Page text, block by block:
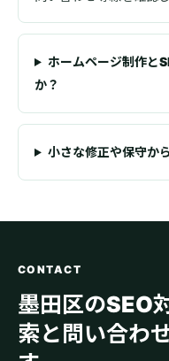
ホームページ制作と
か？
小さな修正や保守か
CONTACT
墨田区のSEO
索と問い合わ